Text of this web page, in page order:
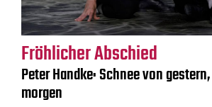
Fröhlicher Abschied
Peter Handke: Schnee von
morgen